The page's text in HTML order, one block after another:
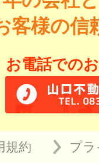
客様の信
お電話での
規約 プ